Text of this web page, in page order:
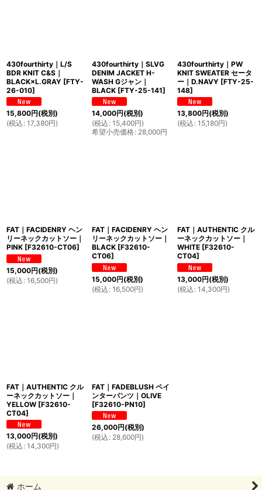
430fourthirty｜L/S
BDR KNIT C&S｜
BLACK×L.GRAY [FTY-
26-010]
15,800円(税別)
(税込 : 17,380円)
430fourthirty｜SLVG
DENIM JACKET H-
WASH Gジャン｜
BLACK [FTY-25-141]
14,000円(税別)
(税込 : 15,400円)
希望小売価格: 28,000円
430fourthirty｜PW
KNIT SWEATER セータ
ー｜D.NAVY [FTY-25-
148]
13,800円(税別)
(税込 : 15,180円)
FAT｜FACIDENRY ヘン
リーネックカットソー｜
PINK [F32610-CT06]
15,000円(税別)
(税込 : 16,500円)
FAT｜FACIDENRY ヘン
リーネックカットソー｜
BLACK [F32610-
CT06]
15,000円(税別)
(税込 : 16,500円)
FAT｜AUTHENTIC クル
ーネックカットソー｜
WHITE [F32610-
CT04]
13,000円(税別)
(税込 : 14,300円)
FAT｜AUTHENTIC クル
ーネックカットソー｜
YELLOW [F32610-
CT04]
13,000円(税別)
(税込 : 14,300円)
FAT｜FADEBLUSH ペイ
ンターパンツ｜OLIVE
[F32610-PN10]
26,000円(税別)
(税込 : 28,600円)
ホーム